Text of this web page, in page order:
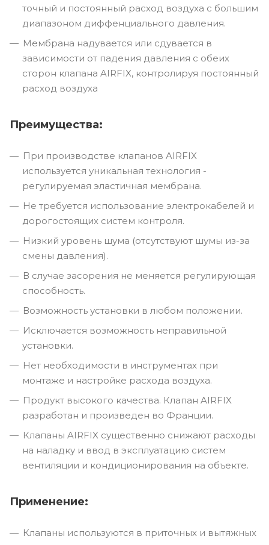
точный и постоянный расход воздуха с большим
диапазоном диффенциального давления.
Мембрана надувается или сдувается в
зависимости от падения давления с обеих
сторон клапана AIRFIX, контролируя постоянный
расход воздуха
Преимущества:
При производстве клапанов AIRFIX
используется уникальная технология -
регулируемая эластичная мембрана.
Не требуется использование электрокабелей и
дорогостоящих систем контроля.
Низкий уровень шума (отсутствуют шумы из-за
смены давления).
В случае засорения не меняется регулирующая
способность.
Возможность установки в любом положении.
Исключается возможность неправильной
установки.
Нет необходимости в инструментах при
монтаже и настройке расхода воздуха.
Продукт высокого качества. Клапан AIRFIX
разработан и произведен во Франции.
Клапаны AIRFIX существенно снижают расходы
на наладку и ввод в эксплуатацию систем
вентиляции и кондиционирования на объекте.
Применение:
Клапаны используются в приточных и вытяжных